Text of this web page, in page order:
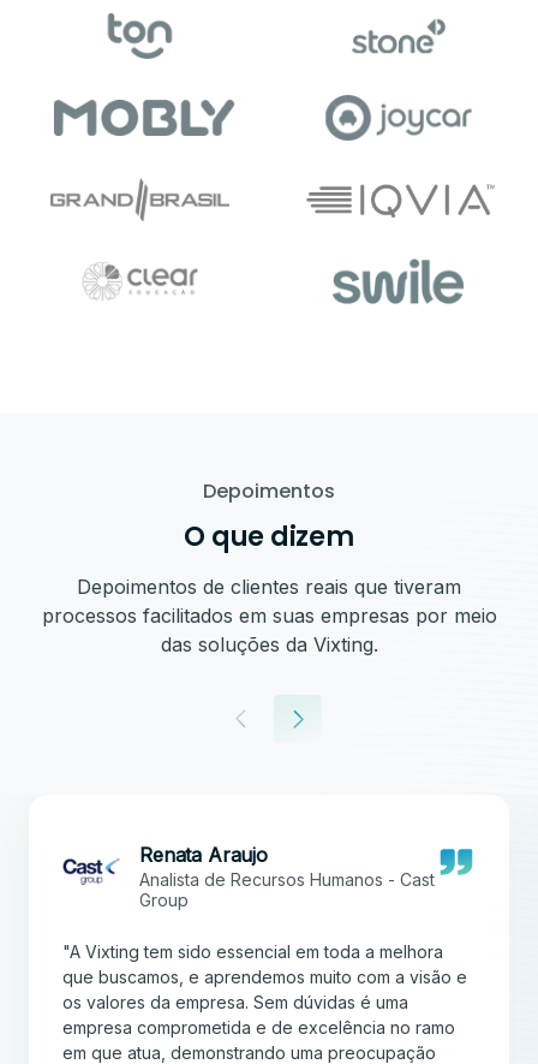
Depoimentos
O que dizem
Depoimentos de clientes reais que tiveram
processos facilitados em suas empresas por meio
das soluções da Vixting.
Renata Araujo
Analista de Recursos Humanos - Cast
Group
"A Vixting tem sido essencial em toda a melhora
que buscamos, e aprendemos muito com a visão e
os valores da empresa. Sem dúvidas é uma
empresa comprometida e de excelência no ramo
em que atua, demonstrando uma preocupação